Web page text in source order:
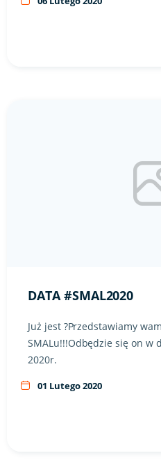
DATA #SMAL2020
Już jest ?Przedstawiamy
SMALu!!!Odbędzie się on w
2020r.
01 Lutego 2020